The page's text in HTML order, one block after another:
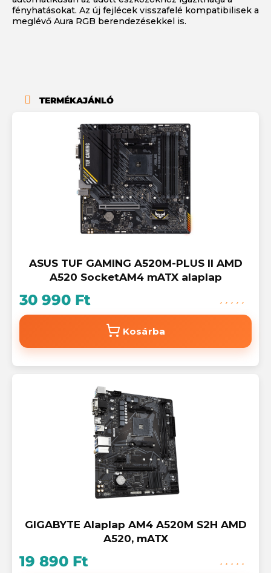
fényhatásokat. Az új fejlécek visszafelé kompatibilisek a
meglévő Aura RGB berendezésekkel is.
TERMÉKAJÁNLÓ
ASUS TUF GAMING A520M-PLUS II AMD
A520 SocketAM4 mATX alaplap
30 990 Ft
Kosárba
GIGABYTE Alaplap AM4 A520M S2H AMD
A520, mATX
19 890 Ft